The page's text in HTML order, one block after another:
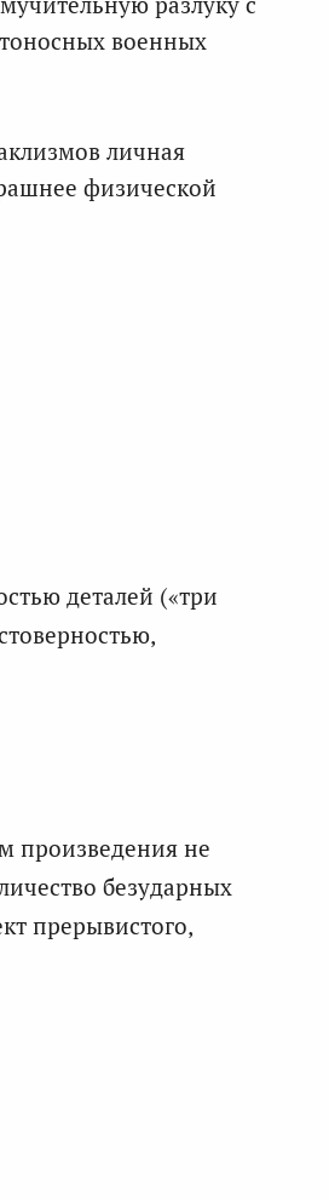
военных
личная
физической
деталей («три
произведения не
безударных
прерывистого,